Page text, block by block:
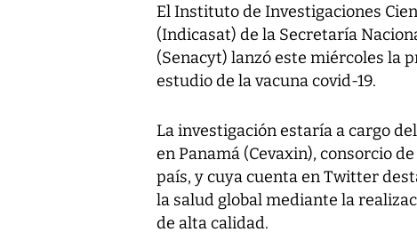
El Instituto de Investigaciones
(Indicasat) de la Secretaría
(Senacyt) lanzó este miércoles la
estudio de la vacuna covid-19.
La investigación estaría a cargo
en Panamá (Cevaxin), consorcio
país, y cuya cuenta enTwitter
la salud global mediante la
de alta calidad.